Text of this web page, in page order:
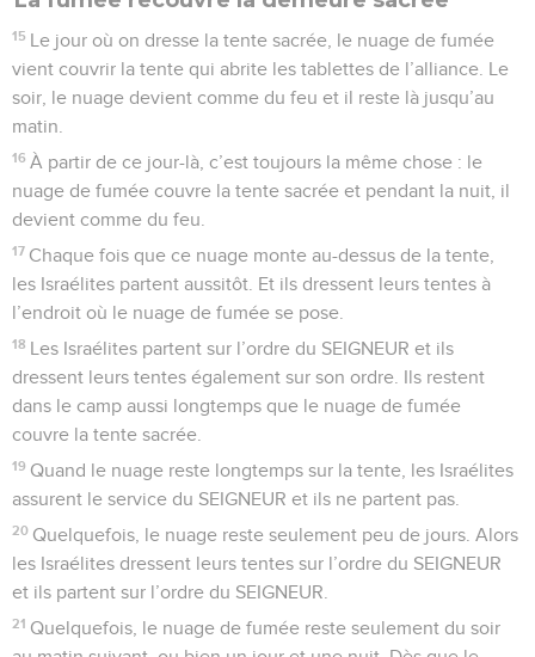
15 Le jour où on dresse la tente sacrée, le nuage de fumée
vient couvrir la tente qui abrite les tablettes de l’alliance. Le
soir, le nuage devient comme du feu et il reste là jusqu’au
matin.
16 À partir de ce jour-là, c’est toujours la même chose : le
nuage de fumée couvre la tente sacrée et pendant la nuit, il
devient comme du feu.
17 Chaque fois que ce nuage monte au-dessus de la tente,
les Israélites partent aussitôt. Et ils dressent leurs tentes à
l’endroit où le nuage de fumée se pose.
18 Les Israélites partent sur l’ordre du SEIGNEUR et ils
dressent leurs tentes également sur son ordre. Ils restent
dans le camp aussi longtemps que le nuage de fumée
couvre la tente sacrée.
19 Quand le nuage reste longtemps sur la tente, les Israélites
assurent le service du SEIGNEUR et ils ne partent pas.
20 Quelquefois, le nuage reste seulement peu de jours. Alors
les Israélites dressent leurs tentes sur l’ordre du SEIGNEUR
et ils partent sur l’ordre du SEIGNEUR.
21 Quelquefois, le nuage de fumée reste seulement du soir